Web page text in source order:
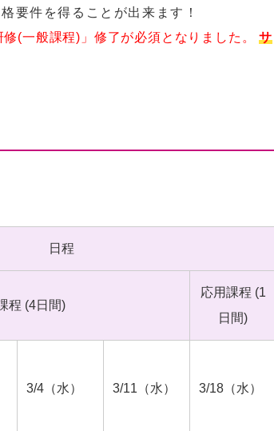
要件を得ることが出来ます！
(一般課程)」修了が必須となりました。サ
日程
程 (4日間)
応用課程 (1
日間)
3/4（水） 3/11（水） 3/18（水）